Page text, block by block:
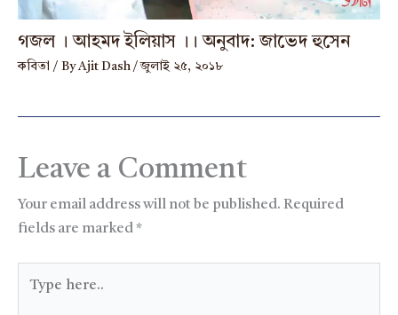
গজল । আহমদ ইলিয়াস ।। অনুবাদ: জাভেদ হুসেন
কবিতা / ByAjit Dash /জুলাই ২৫, ২০১৮
Leave a Comment
Your email address will not be published. Required
fields are marked*
here..